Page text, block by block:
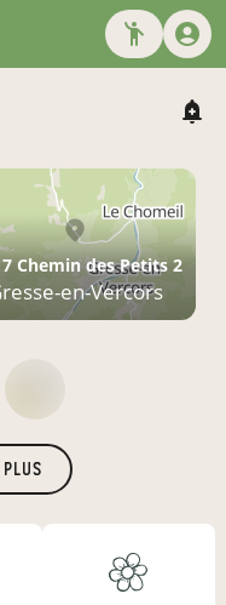
plus
Chemin des Petits 2
en-Vercors